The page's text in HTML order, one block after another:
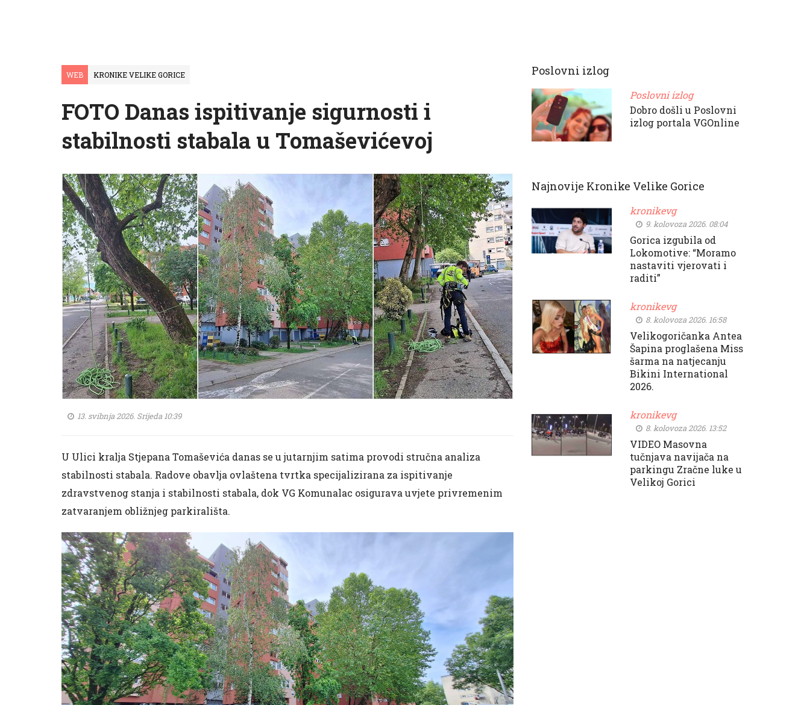
WEB KRONIKE VELIKE GORICE
FOTO Danas ispitivanje sigurnosti i
stabilnosti stabala u Tomaševićevoj
13. svibnja 2026. Srijeda 10:39
U Ulici kralja Stjepana Tomaševića danas se u jutarnjim satima provodi stručna analiza
stabilnosti stabala. Radove obavlja ovlaštena tvrtka specijalizirana za ispitivanje
zdravstvenog stanja i stabilnosti stabala, dok VG Komunalac osigurava uvjete privremenim
zatvaranjem obližnjeg parkirališta.
Poslovni izlog
Poslovni izlog
Dobro došli u Poslovni
izlog portala VGOnline
Najnovije Kronike Velike Gorice
kronikevg
9. kolovoza 2026. 08:04
Gorica izgubila od
Lokomotive: “Moramo
nastaviti vjerovati i
raditi”
kronikevg
8. kolovoza 2026. 16:58
Velikogoričanka Antea
Šapina proglašena Miss
šarma na natjecanju
Bikini International
2026.
kronikevg
8. kolovoza 2026. 13:52
VIDEO Masovna
tučnjava navijača na
parkingu Zračne luke u
Velikoj Gorici